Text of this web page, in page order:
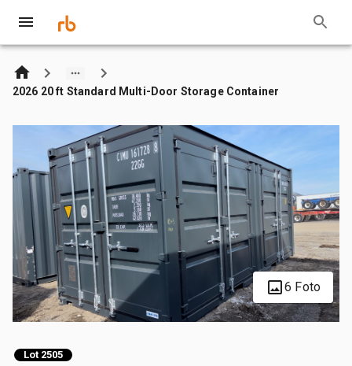
2026 20 ft Standard Multi-Door Storage Container
6 Foto
Lot 2505